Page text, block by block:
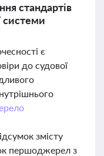
стандартів
системи
є
до судової
змісту
першоджерел з